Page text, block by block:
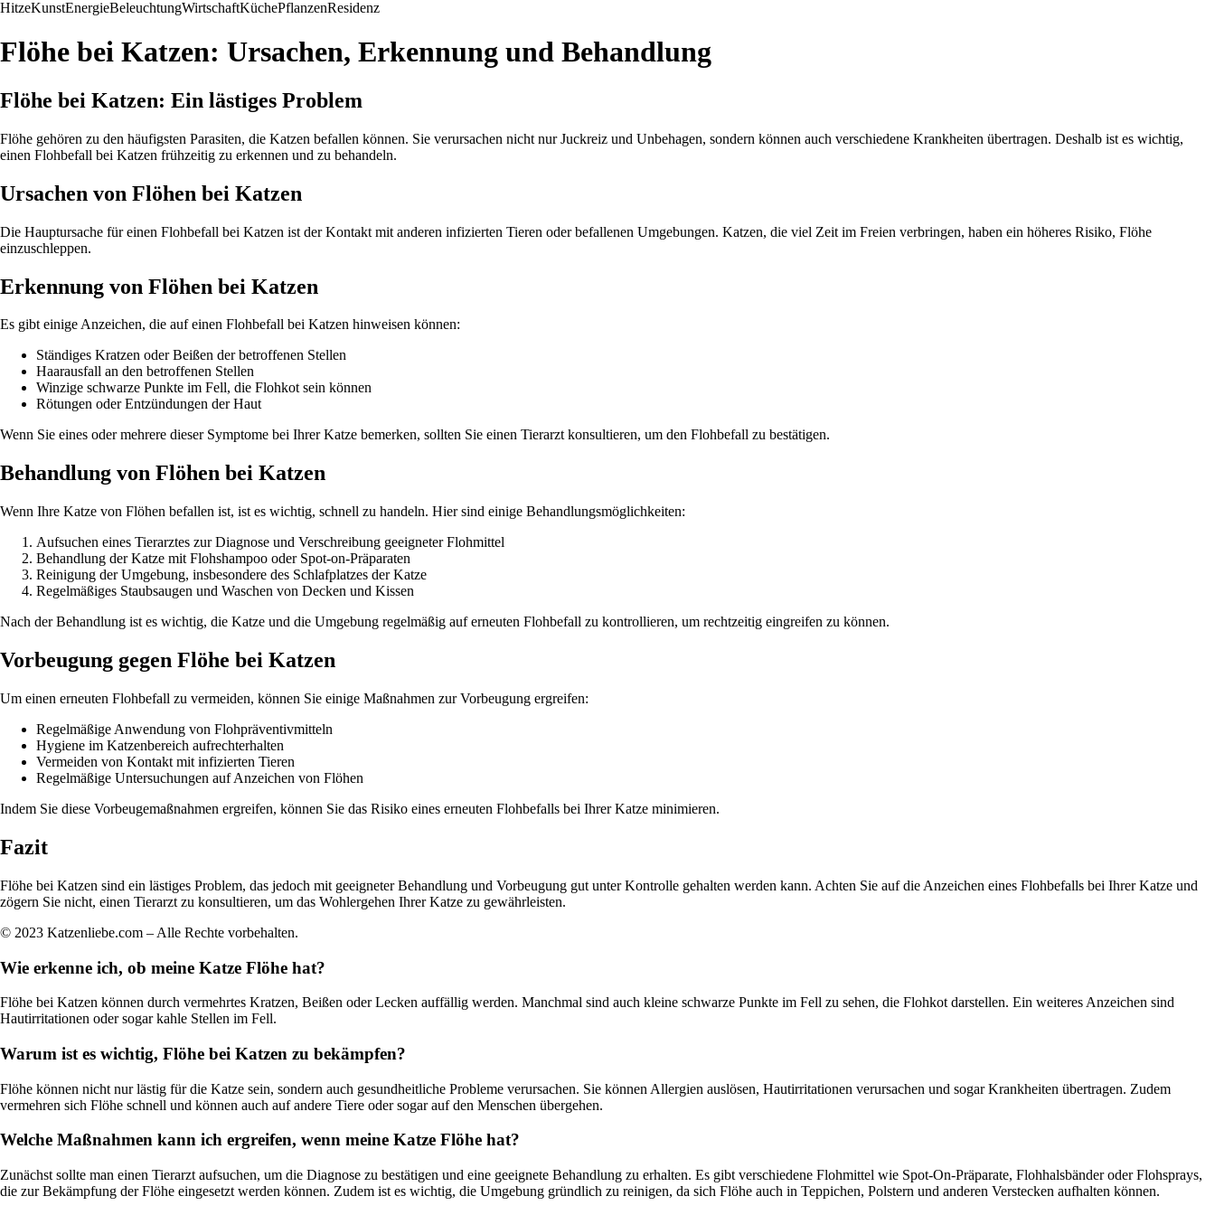
HitzeKunstEnergieBeleuchtungWirtschaftKüchePflanzenResidenz
Flöhe bei Katzen: Ursachen, Erkennung und Behandlung
Flöhe bei Katzen: Ein lästiges Problem
Flöhe gehören zu den häufigsten Parasiten, die Katzen befallen können. Sie verursachen nicht nur Juckreiz und Unbehagen, sondern können auch verschiedene Krankheiten übertragen. Deshalb ist es wichtig,
einen Flohbefall bei Katzen frühzeitig zu erkennen und zu behandeln.
Ursachen von Flöhen bei Katzen
Die Hauptursache für einen Flohbefall bei Katzen ist der Kontakt mit anderen infizierten Tieren oder befallenen Umgebungen. Katzen, die viel Zeit im Freien verbringen, haben ein höheres Risiko, Flöhe
einzuschleppen.
Erkennung von Flöhen bei Katzen
Es gibt einige Anzeichen, die auf einen Flohbefall bei Katzen hinweisen können:
Ständiges Kratzen oder Beißen der betroffenen Stellen
Haarausfall an den betroffenen Stellen
Winzige schwarze Punkte im Fell, die Flohkot sein können
Rötungen oder Entzündungen der Haut
Wenn Sie eines oder mehrere dieser Symptome bei Ihrer Katze bemerken, sollten Sie einen Tierarzt konsultieren, um den Flohbefall zu bestätigen.
Behandlung von Flöhen bei Katzen
Wenn Ihre Katze von Flöhen befallen ist, ist es wichtig, schnell zu handeln. Hier sind einige Behandlungsmöglichkeiten:
Aufsuchen eines Tierarztes zur Diagnose und Verschreibung geeigneter Flohmittel
Behandlung der Katze mit Flohshampoo oder Spot-on-Präparaten
Reinigung der Umgebung, insbesondere des Schlafplatzes der Katze
Regelmäßiges Staubsaugen und Waschen von Decken und Kissen
Nach der Behandlung ist es wichtig, die Katze und die Umgebung regelmäßig auf erneuten Flohbefall zu kontrollieren, um rechtzeitig eingreifen zu können.
Vorbeugung gegen Flöhe bei Katzen
Um einen erneuten Flohbefall zu vermeiden, können Sie einige Maßnahmen zur Vorbeugung ergreifen:
Regelmäßige Anwendung von Flohpräventivmitteln
Hygiene im Katzenbereich aufrechterhalten
Vermeiden von Kontakt mit infizierten Tieren
Regelmäßige Untersuchungen auf Anzeichen von Flöhen
Indem Sie diese Vorbeugemaßnahmen ergreifen, können Sie das Risiko eines erneuten Flohbefalls bei Ihrer Katze minimieren.
Fazit
Flöhe bei Katzen sind ein lästiges Problem, das jedoch mit geeigneter Behandlung und Vorbeugung gut unter Kontrolle gehalten werden kann. Achten Sie auf die Anzeichen eines Flohbefalls bei Ihrer Katze und
zögern Sie nicht, einen Tierarzt zu konsultieren, um das Wohlergehen Ihrer Katze zu gewährleisten.
© 2023 Katzenliebe.com – Alle Rechte vorbehalten.
Wie erkenne ich, ob meine Katze Flöhe hat?
Flöhe bei Katzen können durch vermehrtes Kratzen, Beißen oder Lecken auffällig werden. Manchmal sind auch kleine schwarze Punkte im Fell zu sehen, die Flohkot darstellen. Ein weiteres Anzeichen sind
Hautirritationen oder sogar kahle Stellen im Fell.
Warum ist es wichtig, Flöhe bei Katzen zu bekämpfen?
Flöhe können nicht nur lästig für die Katze sein, sondern auch gesundheitliche Probleme verursachen. Sie können Allergien auslösen, Hautirritationen verursachen und sogar Krankheiten übertragen. Zudem
vermehren sich Flöhe schnell und können auch auf andere Tiere oder sogar auf den Menschen übergehen.
Welche Maßnahmen kann ich ergreifen, wenn meine Katze Flöhe hat?
Zunächst sollte man einen Tierarzt aufsuchen, um die Diagnose zu bestätigen und eine geeignete Behandlung zu erhalten. Es gibt verschiedene Flohmittel wie Spot-On-Präparate, Flohhalsbänder oder Flohsprays,
die zur Bekämpfung der Flöhe eingesetzt werden können. Zudem ist es wichtig, die Umgebung gründlich zu reinigen, da sich Flöhe auch in Teppichen, Polstern und anderen Verstecken aufhalten können.